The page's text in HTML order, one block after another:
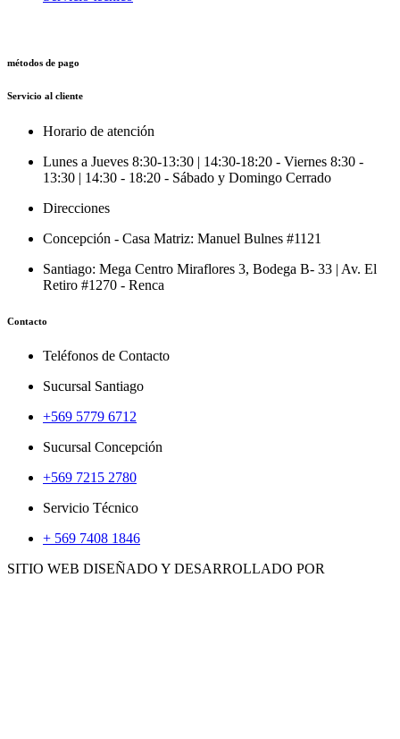
métodos de pago
Servicio al cliente
Horario de atención
Lunes a Jueves 8:30-13:30 | 14:30-18:20 - Viernes 8:30 -
13:30 | 14:30 - 18:20 - Sábado y Domingo Cerrado
Direcciones
Concepción - Casa Matriz: Manuel Bulnes #1121
Santiago: Mega Centro Miraflores 3, Bodega B- 33 | Av. El
Retiro #1270 - Renca
Contacto
Teléfonos de Contacto
Sucursal Santiago
+569 5779 6712
Sucursal Concepción
+569 7215 2780
Servicio Técnico
+ 569 7408 1846
SITIO WEB DISEÑADO Y DESARROLLADO POR